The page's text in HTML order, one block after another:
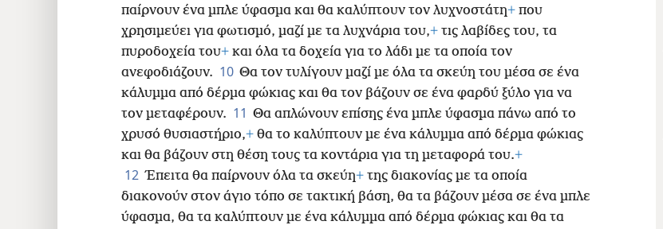
παίρνουν ένα μπλε ύφασμα και θα καλύπτουν τον λυχνοστάτη+ που
χρησιμεύει για φωτισμό, μαζί με τα λυχνάρια του,+ τις λαβίδες του, τα
πυροδοχεία του+ και όλα τα δοχεία για το λάδι με τα οποία τον
ανεφοδιάζουν. 10 Θα τον τυλίγουν μαζί με όλα τα σκεύη του μέσα σε ένα
κάλυμμα από δέρμα φώκιας και θα τον βάζουν σε ένα φαρδύ ξύλο για να
τον μεταφέρουν. 11 Θα απλώνουν επίσης ένα μπλε ύφασμα πάνω από το
χρυσό θυσιαστήριο,+ θα το καλύπτουν με ένα κάλυμμα από δέρμα φώκιας
και θα βάζουν στη θέση τους τα κοντάρια για τη μεταφορά του.+
12 Έπειτα θα παίρνουν όλα τα σκεύη+ της διακονίας με τα οποία
διακονούν στον άγιο τόπο σε τακτική βάση, θα τα βάζουν μέσα σε ένα μπλε
ύφασμα, θα τα καλύπτουν με ένα κάλυμμα από δέρμα φώκιας και θα τα